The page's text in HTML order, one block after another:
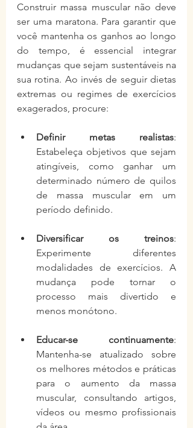
Construir massa muscular não deve
ser uma maratona. Para garantir que
você mantenha os ganhos ao longo
do tempo, é essencial integrar
mudanças que sejam sustentáveis na
sua rotina. Ao invés de seguir dietas
extremas ou regimes de exercícios
exagerados, procure:
Definir metas realistas:
Estabeleça objetivos que sejam
atingíveis, como ganhar um
determinado número de quilos
de massa muscular em um
período definido.
Diversificar os treinos:
Experimente diferentes
modalidades de exercícios. A
mudança pode tornar o
processo mais divertido e
menos monótono.
Educar-se continuamente:
Mantenha-se atualizado sobre
os melhores métodos e práticas
para o aumento da massa
muscular, consultando artigos,
vídeos ou mesmo profissionais